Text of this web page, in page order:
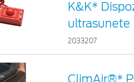
K&K*
ultrasunete
2033207
ClimAir®*